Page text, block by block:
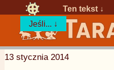
Ten tekst ↓
Jeśli... ↓
13 stycznia 2014